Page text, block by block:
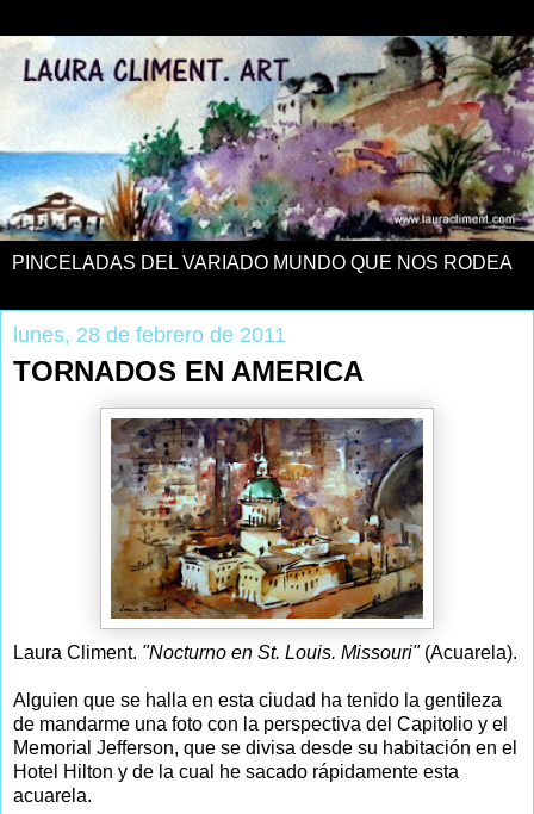
PINCELADAS DEL VARIADO MUNDO QUE NOS RODEA
lunes, 28 de febrero de 2011
TORNADOS EN AMERICA
Laura Climent. "Nocturno en St. Louis. Missouri" (Acuarela).
Alguien que se halla en esta ciudad ha tenido la gentileza
de mandarme una foto con la perspectiva del Capitolio y el
Memorial Jefferson, que se divisa desde su habitación en el
Hotel Hilton y de la cual he sacado rápidamente esta
acuarela.